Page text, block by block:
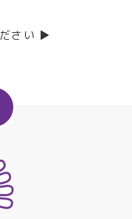
さい ▶